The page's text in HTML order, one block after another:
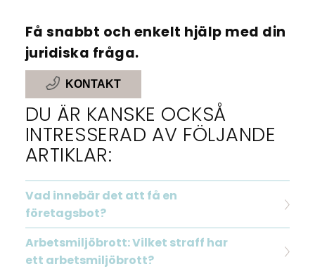
Få snabbt och enkelt hjälp med din
juridiska fråga.
KONTAKT
DU ÄR KANSKE OCKSÅ
INTRESSERAD AV FÖLJANDE
ARTIKLAR:
Vad innebär det att få en
företagsbot?
Arbetsmiljöbrott: Vilket straff har
ett arbetsmiljöbrott?